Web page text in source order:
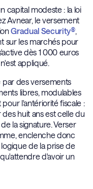
capital modeste : la loi
Avnear, le versement
Gradual Security®,
sur les marchés pour
dès 1 000 euros
appliqué.
des versements
libres, modulables
l'antériorité fiscale :
huit ans est celle du
la signature. Verser
enclenche donc
de la prise de
d'avoir un